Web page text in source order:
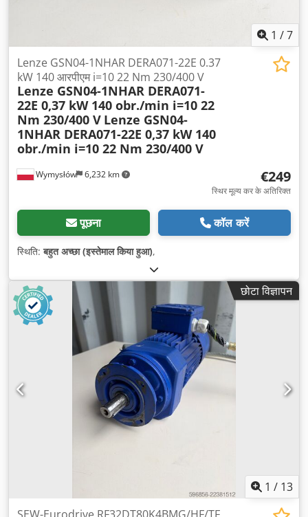
1 /7
Wymysłów 6,232 km
Lenze GSN04-1NHAR DERA071-22E 0.37
kW 140 आरपीएम i=10 22 Nm 230/400 V
Lenze GSN04-1NHAR DERA071-
22E 0,37 kW 140 obr./min i=10 22
Nm 230/400 V Lenze GSN04-
1NHAR DERA071-22E 0,37 kW 140
obr./min i=10 22 Nm 230/400 V
€249
स्थिर मूल्य कर के अतिरिक्त
पूछना कॉल करें
स्थिति:बहुत अच्छा (इस्तेमाल किया हुआ),
छोटा विज्ञापन
1 / 13